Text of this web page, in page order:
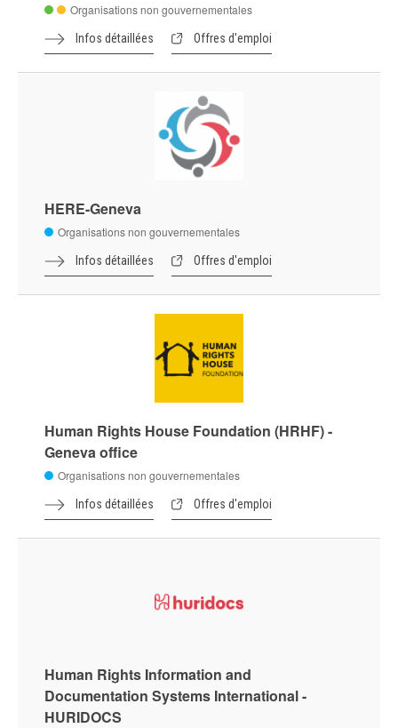
Organisations non gouvernementales
Infos détaillées Offres d'emploi
HERE-Geneva
Organisations non gouvernementales
Infos détaillées Offres d'emploi
Human Rights House Foundation (HRHF) -
Geneva office
Organisations non gouvernementales
Infos détaillées Offres d'emploi
Human Rights Information and
Documentation Systems International -
HURIDOCS